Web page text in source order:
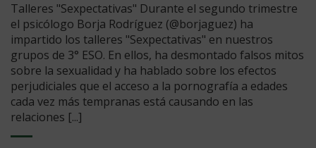
Talleres "Sexpectativas" Durante el segundo trimestre
el psicólogo Borja Rodríguez (@borjaguez) ha
impartido los talleres "Sexpectativas" en nuestros
grupos de 3° ESO. En ellos, ha desmontado falsos mitos
sobre la sexualidad y ha hablado sobre los efectos
perjudiciales que el acceso a la pornografía a edades
cada vez más tempranas está causando en las
relaciones [...]